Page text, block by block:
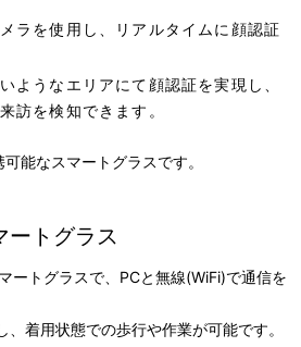
ラを使用し、リアルタイムに顔認証
ようなエリアにて顔認証を実現し、
訪を検知できます。
能なスマートグラスです。
トグラス
ートグラスで、PCと無線(WiFi)で通信を
着用状態での歩行や作業が可能です。